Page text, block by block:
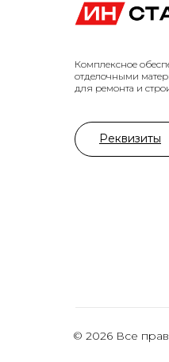
© 2026 Все
Комплексное
отделочными
для ремонта и
Реквизиты